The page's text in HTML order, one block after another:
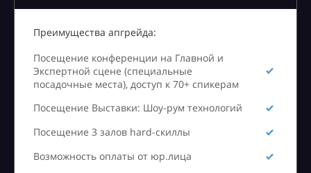
Преимущества апгрейда:
Посещение конференции на Главной и
Экспертной сцене (специальные
посадочные места), доступ к 70+ спикерам
Посещение Выставки: Шоу-рум технологий
Посещение 3 залов hard-скиллы
Возможность оплаты от юр.лица